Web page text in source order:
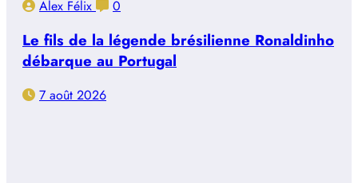
Alex Félix 0
Le fils de la légende brésilienne Ronaldinho
débarque au Portugal
7 août 2026